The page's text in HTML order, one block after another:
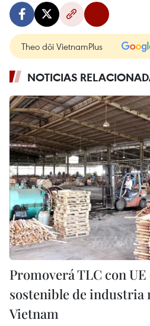
Theo dõi VietnamPlus
NOTICIAS
Promoverá TLC con
sostenible de industria
Vietnam